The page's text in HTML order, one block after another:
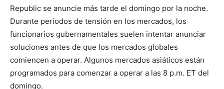
Republic se anuncie más tarde el domingo por la noche.
Durante períodos de tensión en los mercados, los
funcionarios gubernamentales suelen intentar anunciar
soluciones antes de que los mercados globales
comiencen a operar. Algunos mercados asiáticos están
programados para comenzar a operar a las 8 p.m. ET del
domingo.